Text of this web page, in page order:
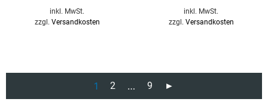
inkl. MwSt.
zzgl. Versandkosten
inkl. MwSt.
zzgl. Versandkosten
1 2 … 9 ►